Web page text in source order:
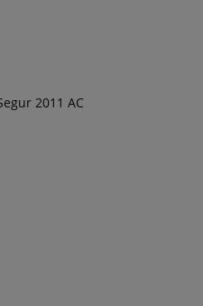
2011 AC